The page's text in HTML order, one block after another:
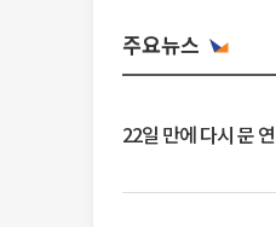
주요뉴스
22일 만에 다시 문